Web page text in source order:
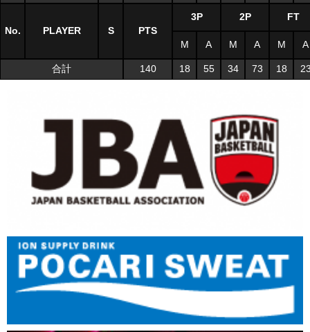
No. PLAYER S PTS
3P 2P FT
M A M A M A
合計 140 18 55 34 73 18